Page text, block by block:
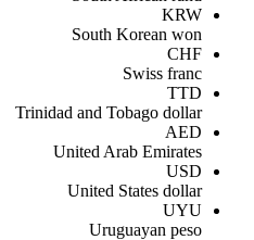
KRW
South Korean won
CHF
Swiss franc
TTD
Trinidad and Tobago dollar
AED
United Arab Emirates
USD
United States dollar
UYU
Uruguayan peso